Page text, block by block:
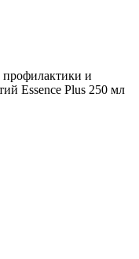
профилактики и
Essence Plus 250 мл